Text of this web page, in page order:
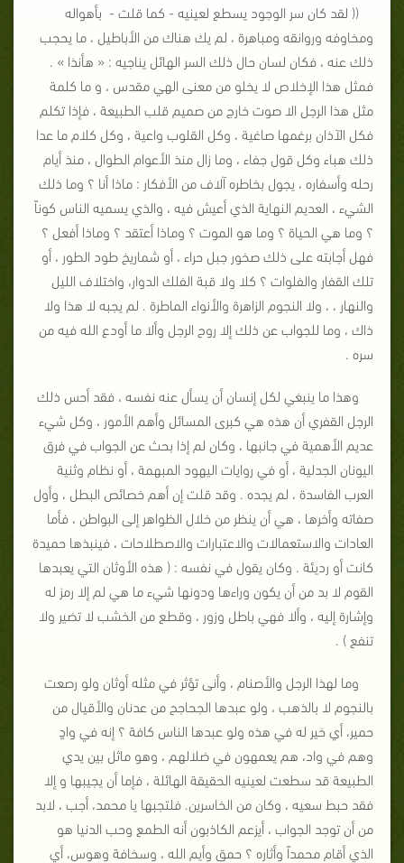
(( لقد كان سر الوجود يسطع لعينيه - كما قلت - بأهواله
ومخاوفه وروانقه ومباهرة ، لم يك هناك من الأباطيل ، ما يحجب
ذلك عنه ، فكان لسان حال ذلك السر الهائل يناجيه : « هأنذا » .
فمثل هذا الإخلاص لا يخلو من معنى الهي مقدس ، و ما كلمة
مثل هذا الرجل الا صوت خارج من صميم قلب الطبيعة ، فإذا تكلم
فكل الآذان برغمها صاغية ، وكل القلوب واعية ، وكل كلام ما عدا
ذلك هباء وكل قول جفاء ، وما زال منذ الأعوام الطوال ، منذ أيام
رحله وأسفاره ، يجول بخاطره آلاف من الأفكار : ماذا أنا ؟ وما ذلك
الشيء ، العديم النهاية الذي أعيش فيه ، والذي يسميه الناس كوناً
؟ وما هي الحياة ؟ وما هو الموت ؟ وماذا أعتقد ؟ وماذا أفعل ؟
فهل أجابته على ذلك صخور جبل حراء ، أو شماريخ طود الطور ، أو
تلك القفار والفلوات ؟ كلا ولا قبة الفلك الدوار، واختلاف الليل
والنهار ، ، ولا النجوم الزاهرة والأنواء الماطرة . لم يجبه لا هذا ولا
ذاك ، وما للجواب عن ذلك إلا روح الرجل وألا ما أودع الله فيه من
سره .
وهذا ما ينبغي لكل إنسان أن يسأل عنه نفسه ، فقد أحس ذلك
الرجل القفري أن هذه هي كبرى المسائل وأهم الأمور ، وكل شيء
عديم الأهمية في جانبها ، وكان لم إذا بحث عن الجواب في فرق
اليونان الجدلية ، أو في روايات اليهود المبهمة ، أو نظام وثنية
العرب الفاسدة ، لم يجده . وقد قلت إن أهم خصائص البطل ، وأول
صفاته وأخرها ، هي أن ينظر من خلال الظواهر إلى البواطن ، فأما
العادات والاستعمالات والاعتبارات والاصطلاحات ، فينبذها حميدة
كانت أو رديئة . وكان يقول في نفسه : ( هذه الأوثان التي يعبدها
القوم لا بد من أن يكون وراءها ودونها شيء ما هي لم إلا رمز له
وإشارة إليه ، وألا فهي باطل وزور ، وقطع من الخشب لا تضير ولا
تنفع ) .
وما لهذا الرجل والأصنام ، وأنى تؤثر في مثله أوثان ولو رصعت
بالنجوم لا بالذهب ، ولو عبدها الجحاجح من عدنان والأقيال من
حمير، أي خير له في هذه ولو عبدها الناس كافة ؟ إنه في وادٍ
وهم في واد، هم يعمهون في ضلالهم ، وهو ماثل بين يدي
الطبيعة قد سطعت لعينيه الحقيقة الهائلة ، فإما أن يجيبها و إلا
فقد حبط سعيه ، وكان من الخاسرين. فلتجبها يا محمد، أجب ، لابد
من أن توجد الجواب ، أيزعم الكاذبون أنه الطمع وحب الدنيا هو
الذي أقام محمداً وأثاره ؟ حمق وأيم الله ، وسخافة وهوس، أي